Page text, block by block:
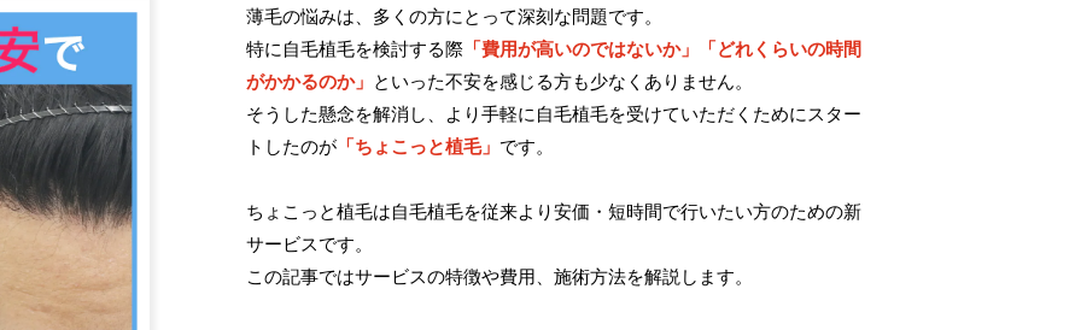
薄毛の悩みは、多くの方にとって深刻な問題です。
特に自毛植毛を検討する際 「費用が高いのではないか」「どれくらいの時間
がかかるのか」 といった不安を感じる方も少なくありません。
そうした懸念を解消し、より手軽に自毛植毛を受けていただくためにスター
トしたのが 「ちょこっと植毛」 です。
ちょこっと植毛は自毛植毛を従来より安価・短時間で行いたい方のための新
サービスです。
この記事ではサービスの特徴や費用、施術方法を解説します。